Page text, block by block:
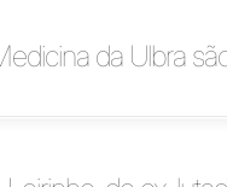
da Ulbra